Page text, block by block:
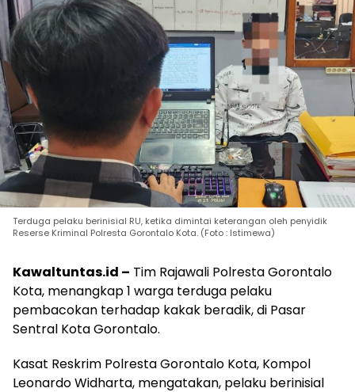
Terduga pelaku berinisial RU, ketika dimintai keterangan oleh penyidik
Reserse Kriminal Polresta Gorontalo Kota. (Foto : Istimewa)
Kawaltuntas.id – Tim Rajawali Polresta Gorontalo
Kota, menangkap 1 warga terduga pelaku
pembacokan terhadap kakak beradik, di Pasar
Sentral Kota Gorontalo.
Kasat Reskrim Polresta Gorontalo Kota, Kompol
Leonardo Widharta, mengatakan, pelaku berinisial